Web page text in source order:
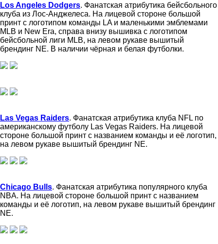
Los Angeles Dodgers. Фанатская атрибутика бейсбольного
клуба из Лос-Анджелеса. На лицевой стороне большой
принт с логотипом команды LA и маленькими эмблемами
MLB и New Era, справа внизу вышивка с логотипом
бейсбольной лиги MLB, на левом рукаве вышитый
брендинг NE. В наличии чёрная и белая футболки.
Las Vegas Raiders. Фанатская атрибутика клуба NFL по
американскому футболу Las Vegas Raiders. На лицевой
стороне большой принт с названием команды и её логотип,
на левом рукаве вышитый брендинг NE.
Chicago Bulls. Фанатская атрибутика популярного клуба
NBA. На лицевой стороне большой принт с названием
команды и её логотип, на левом рукаве вышитый брендинг
NE.